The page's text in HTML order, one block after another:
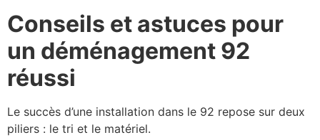
Conseils et astuces pour
un déménagement 92
réussi
Le succès d’une installation dans le 92 repose sur deux
piliers : le tri et le matériel.